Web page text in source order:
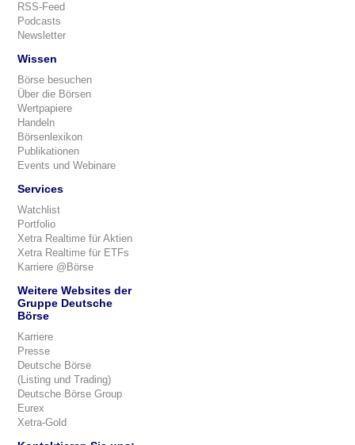
RSS-Feed
Podcasts
Newsletter
Wissen
Börse besuchen
Über die Börsen
Wertpapiere
Handeln
Börsenlexikon
Publikationen
Events und Webinare
Services
Watchlist
Portfolio
Xetra Realtime für Aktien
Xetra Realtime für ETFs
Karriere @Börse
Weitere Websites der
Gruppe Deutsche
Börse
Karriere
Presse
Deutsche Börse
(Listing und Trading)
Deutsche Börse Group
Eurex
Xetra-Gold